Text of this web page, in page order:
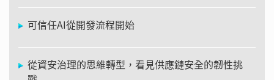
可信任AI從開發流程開始
從資安治理的思維轉型，看見供應鏈安全的韌性挑